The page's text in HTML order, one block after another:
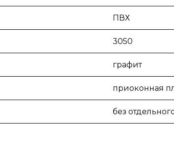
ПВХ
3050
графит
приоконная
без